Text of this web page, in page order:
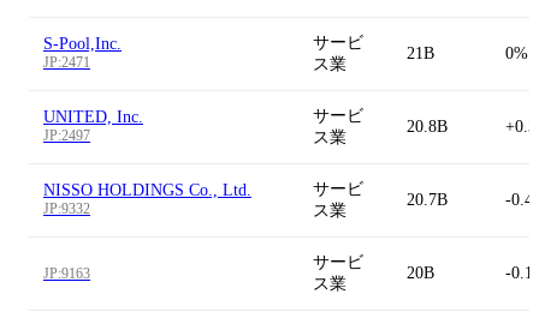
S-Pool,Inc.
JP:2471
サービ
ス業
21B 0%
UNITED, Inc.
JP:2497
サービ
ス業
20.8B
NISSO HOLDINGS Co., Ltd.
JP:9332
サービ
ス業
20.7B -
JP:9163
サービ
ス業
20B -